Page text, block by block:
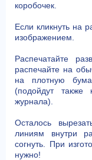
коробочек.
Если кликнуть на
изображением.
Распечатайте
распечайте на
на плотную
(подойдут также
журнала).
Осталось
линиям внутри
согнуть. При
нужно!